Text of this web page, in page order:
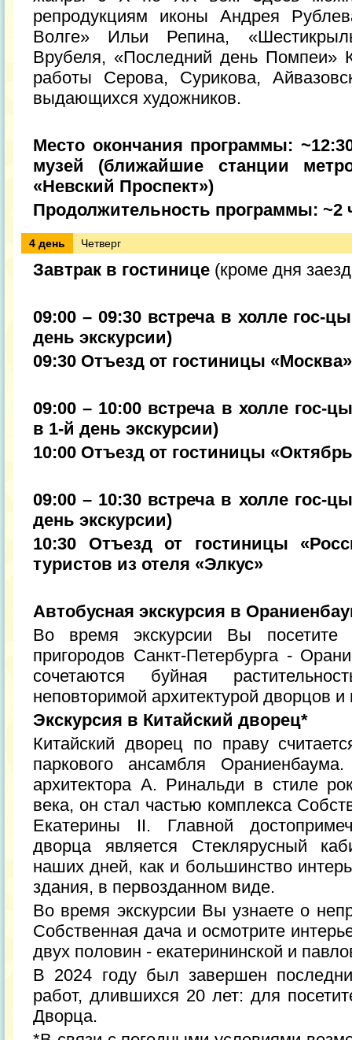
репродукциям иконы Андрея
Волге» Ильи Репина,
Врубеля, «Последний день Помпеи»
работы Серова, Сурикова,
выдающихся художников.
Место окончания программы:
музей (ближайшие станции
«Невский Проспект»)
Продолжительность программы: ~2
4 день Четверг
Завтрак в гостинице (кроме дня
09:00 – 09:30 встреча в холле гос-
день экскурсии)
09:30 Отъезд от гостиницы «Москва»
09:00 – 10:00 встреча в холле гос-
в 1-й день экскурсии)
10:00 Отъезд от гостиницы
09:00 – 10:30 встреча в холле гос-
день экскурсии)
10:30 Отъезд от гостиницы
туристов из отеля «Элкус»
Автобусная экскурсия в
Во время экскурсии Вы посетите
пригородов Санкт-Петербурга -
сочетаются буйная
неповторимой архитектурой дворцов и
Экскурсия в Китайский дворец*
Китайский дворец по праву
паркового ансамбля
архитектора А. Ринальди в стиле
века, он стал частью комплекса
Екатерины II. Главной
дворца является Стеклярусный
наших дней, как и большинство
здания, в первозданном виде.
Во время экскурсии Вы узнаете о
Собственная дача и осмотрите
двух половин - екатерининской и
В 2024 году был завершен
работ, длившихся 20 лет: для
Дворца.